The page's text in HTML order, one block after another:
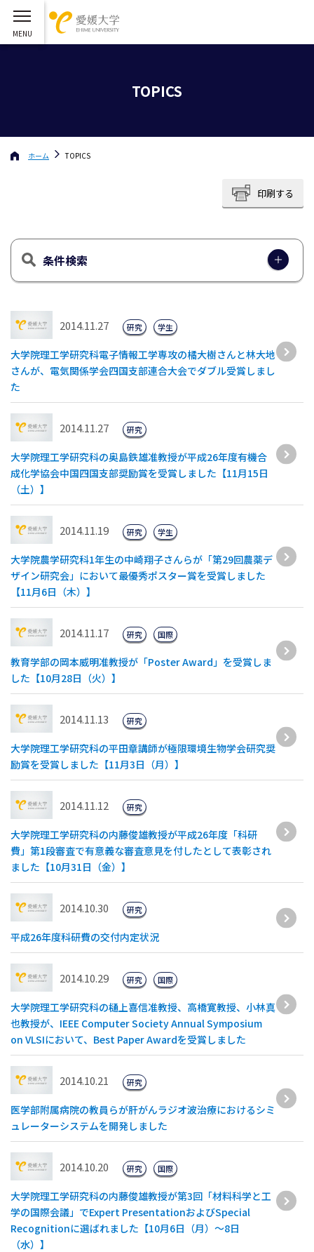
TOPICS
ホーム TOPICS
印刷する
条件検索
2014.11.27
大学院理工学研究科電子情報工学専攻の橘大樹さんと林大地
さんが、電気関係学会四国支部連合大会でダブル受賞しまし
た
研究 学生
2014.11.27
大学院理工学研究科の奥島鉄雄准教授が平成26年度有機合
成化学協会中国四国支部奨励賞を受賞しました【11月15日
（土）】
研究
2014.11.19
大学院農学研究科1年生の中崎翔子さんらが「第29回農薬デ
ザイン研究会」において最優秀ポスター賞を受賞しました
【11月6日（木）】
研究 学生
2014.11.17
教育学部の岡本威明准教授が「Poster Award」を受賞しま
した【10月28日（火）】
研究 国際
2014.11.13
大学院理工学研究科の平田章講師が極限環境生物学会研究奨
励賞を受賞しました【11月3日（月）】
研究
2014.11.12
大学院理工学研究科の内藤俊雄教授が平成26年度「科研
費」第1段審査で有意義な審査意見を付したとして表彰され
ました【10月31日（金）】
研究
2014.10.30
平成26年度科研費の交付内定状況
研究
2014.10.29
大学院理工学研究科の樋上喜信准教授、高橋寛教授、小林真
也教授が、IEEE Computer Society Annual Symposium
on VLSIにおいて、Best Paper Awardを受賞しました
研究 国際
2014.10.21
医学部附属病院の教員らが肝がんラジオ波治療におけるシミ
ュレーターシステムを開発しました
研究
2014.10.20
大学院理工学研究科の内藤俊雄教授が第3回「材料科学と工
学の国際会議」でExpert PresentationおよびSpecial
Recognitionに選ばれました【10月6日（月）〜8日
（水）】
研究 国際